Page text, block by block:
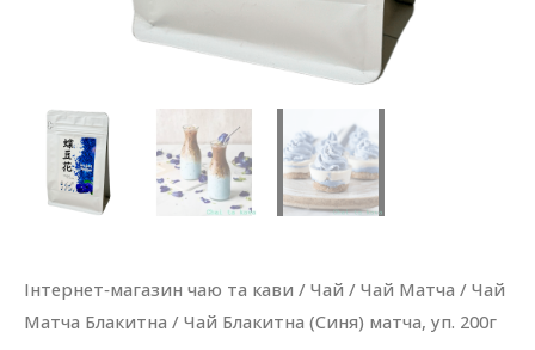
Інтернет‐магазин чаю та кави / Чай / Чай Матча / Чай
Матча Блакитна / Чай Блакитна (Синя) матча, уп. 200г